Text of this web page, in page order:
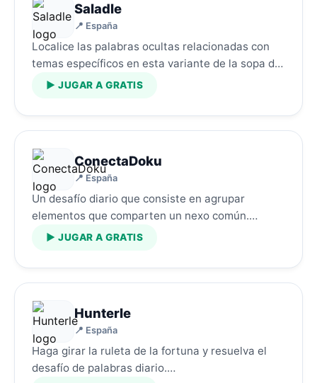
Saladle
📍 España
Localice las palabras ocultas relacionadas con
temas específicos en esta variante de la sopa de
letras.…
▶ JUGAR A GRATIS
ConectaDoku
📍 España
Un desafío diario que consiste en agrupar
elementos que comparten un nexo común.…
▶ JUGAR A GRATIS
Hunterle
📍 España
Haga girar la ruleta de la fortuna y resuelva el
desafío de palabras diario.…